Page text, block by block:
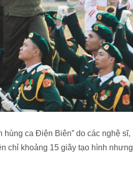
hùng ca Điện Biên” do các nghệ sĩ,
chỉ khoảng 15 giây tạo hình nhưng